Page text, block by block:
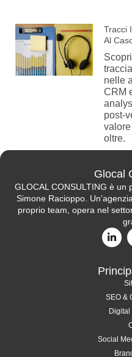
Tracci
Al
nelle
CRM
post-
oltre.
Glocal
GLOCAL CONSULTING è
Simone Racioppo.
proprio team, opera nel
SEO &
Digital
Social